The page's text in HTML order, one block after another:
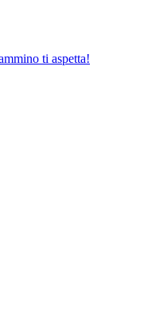
ti aspetta!